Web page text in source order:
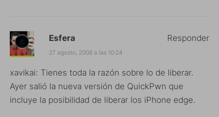
Esfera
27 agosto, 2008 a las 10:24
xavikai: Tienes toda la razón sobre lo de liberar.
Ayer salió la nueva versión de QuickPwn que
incluye la posibilidad de liberar los iPhone edge.
Responder